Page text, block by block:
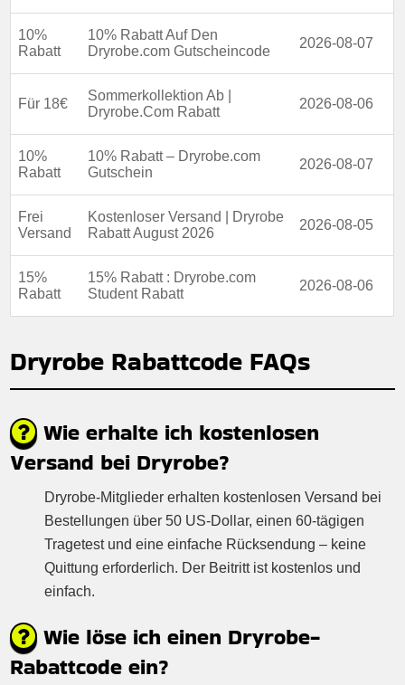
Bedingungen:Weitere informationen finden sie in den
geschäftsbedingungen auf der website des händlers
10%
Rabatt
10% Rabatt Auf Den
Dryrobe.com Gutscheincode
2026-08-07
Für 18€
Sommerkollektion Ab |
Dryrobe.Com Rabatt
2026-08-06
10%
Rabatt
10% Rabatt – Dryrobe.com
Gutschein
2026-08-07
Frei
Versand
Kostenloser Versand | Dryrobe
Rabatt August 2026
2026-08-05
15%
Rabatt
15% Rabatt : Dryrobe.com
Student Rabatt
2026-08-06
Dryrobe Rabattcode FAQs
Wie erhalte ich kostenlosen
Versand bei Dryrobe?
Dryrobe-Mitglieder erhalten kostenlosen Versand bei
Bestellungen über 50 US-Dollar, einen 60-tägigen
Tragetest und eine einfache Rücksendung – keine
Quittung erforderlich. Der Beitritt ist kostenlos und
einfach.
Wie löse ich einen Dryrobe-
Rabattcode ein?